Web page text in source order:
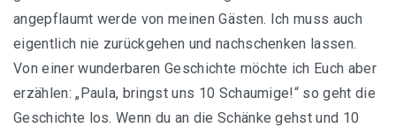
angepflaumt werde von meinen Gästen. Ich muss auch
eigentlich nie zurückgehen und nachschenken lassen.
Von einer wunderbaren Geschichte möchte ich Euch aber
erzählen: „Paula, bringst uns 10 Schaumige!“ so geht die
Geschichte los. Wenn du an die Schänke gehst und 10